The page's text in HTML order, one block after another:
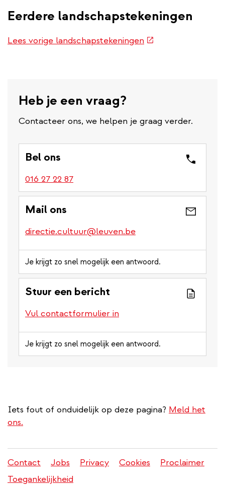
Eerdere landschapstekeningen
Lees vorige landschapstekeningen (externe
Heb je een vraag?
Contacteer ons, we helpen je graag verder.
Bel ons
016 27 22 87
Mail ons
directie.cultuur@leuven.be
Je krijgt zo snel mogelijk een antwoord.
Stuur een bericht
Vul contactformulier in
Je krijgt zo snel mogelijk een antwoord.
Iets fout of onduidelijk op deze pagina? Meld het
ons.
Juridisch
menu
Contact Jobs Privacy Cookies
Proclaimer
Toegankelijkheid